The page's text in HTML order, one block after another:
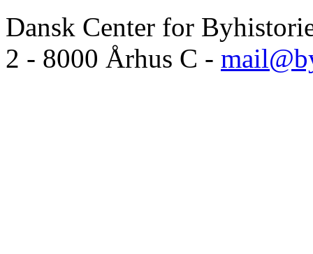
Dansk Center for
2 - 8000 Århus C -